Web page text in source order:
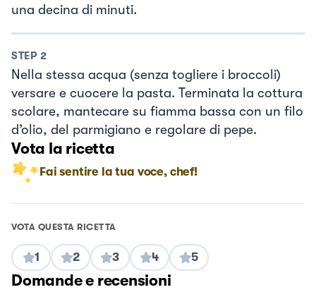
una decina di minuti.
STEP 2
Nella stessa acqua (senza togliere i broccoli)
versare e cuocere la pasta. Terminata la cottura
scolare, mantecare su fiamma bassa con un filo
d’olio, del parmigiano e regolare di pepe.
Vota la ricetta
Fai sentire la tua voce, chef!
VOTA QUESTA RICETTA
1 2 3 4 5
Domande e recensioni